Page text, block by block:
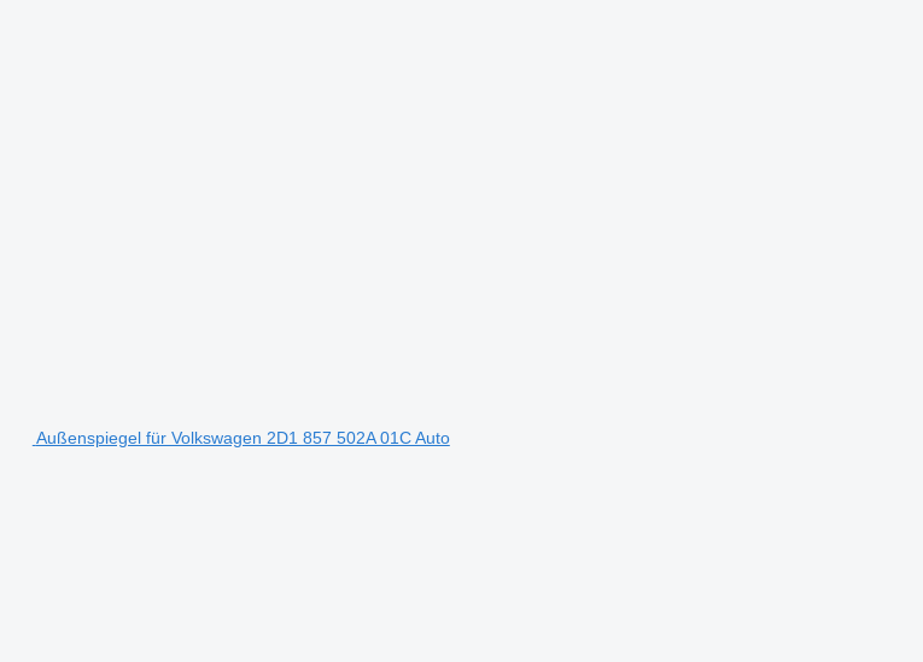
Außenspiegel für Volkswagen 2D1 857 502A 01C Auto